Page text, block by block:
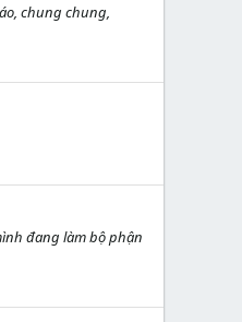
chung chung,
đang làm bộ phận